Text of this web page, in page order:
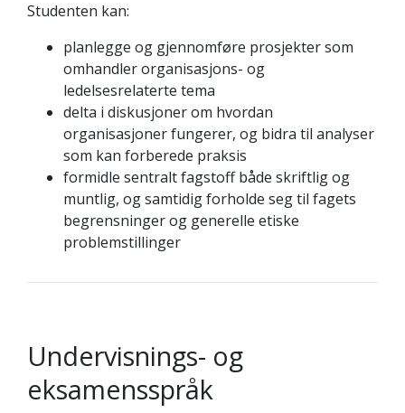
Studenten kan:
planlegge og gjennomføre prosjekter som
omhandler organisasjons- og
ledelsesrelaterte tema
delta i diskusjoner om hvordan
organisasjoner fungerer, og bidra til analyser
som kan forberede praksis
formidle sentralt fagstoff både skriftlig og
muntlig, og samtidig forholde seg til fagets
begrensninger og generelle etiske
problemstillinger
Undervisnings- og
eksamensspråk